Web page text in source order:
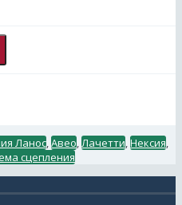
Ланос Авео Лачетти Нексия
сцепления